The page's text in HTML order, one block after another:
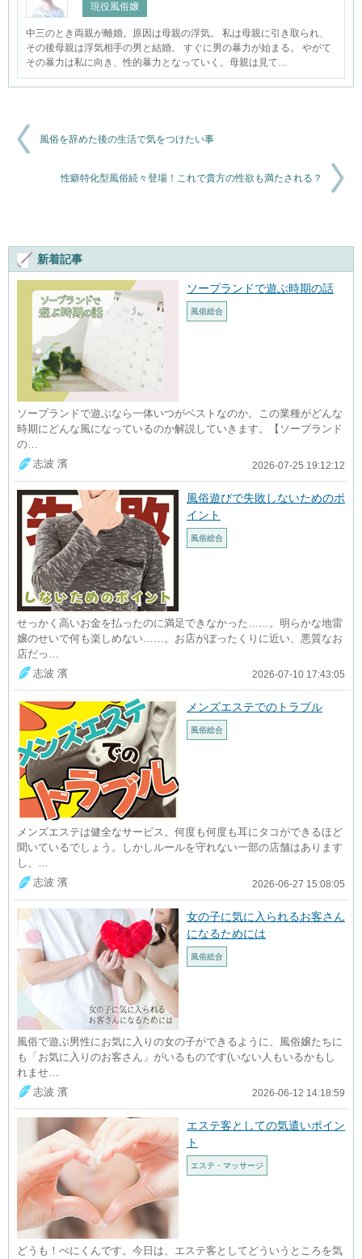
現役風俗嬢
中三のとき両親が離婚。原因は母親の浮気。 私は母親に引き取られ、
その後母親は浮気相手の男と結婚。 すぐに男の暴力が始まる。 やがて
その暴力は私に向き、性的暴力となっていく。母親は見て…
風俗を辞めた後の生活で気をつけたい事
性癖特化型風俗続々登場！これで貴方の性欲も満たされる？
新着記事
ソープランドで遊ぶ時期の話
風俗総合
ソープランドで遊ぶなら一体いつがベストなのか。この業種がどんな
時期にどんな風になっているのか解説していきます。【ソープランド
の…
志波 濱
2026-07-25 19:12:12
風俗遊びで失敗しないためのポ
イント
風俗総合
せっかく高いお金を払ったのに満足できなかった……。明らかな地雷
嬢のせいで何も楽しめない……。お店がぼったくりに近い、悪質なお
店だっ…
志波 濱
2026-07-10 17:43:05
メンズエステでのトラブル
風俗総合
メンズエステは健全なサービス。何度も何度も耳にタコができるほど
聞いているでしょう。しかしルールを守れない一部の店舗はあります
し、…
志波 濱
2026-06-27 15:08:05
女の子に気に入られるお客さん
になるためには
風俗総合
風俗で遊ぶ男性にお気に入りの女の子ができるように、風俗嬢たちに
も「お気に入りのお客さん」がいるものです(いない人もいるかもし
れませ…
志波 濱
2026-06-12 14:18:59
エステ客としての気遣いポイン
ト
エステ・マッサージ
どうも！ぺにくんです。今日は、エステ客としてどういうところを気